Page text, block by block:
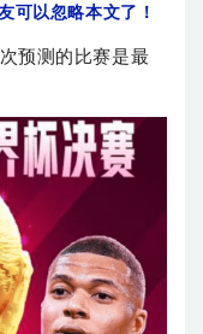
可以忽略本文了！
预测的比赛是最